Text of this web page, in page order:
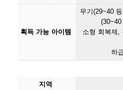
획득 가능 아이템
무기(29~40
소형 회복제,
하
지역